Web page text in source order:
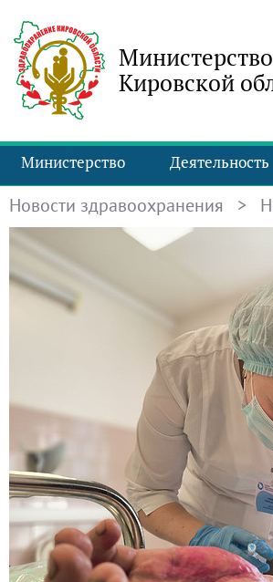
Кировской
Министерство Деятельность
Новости здравоохранения >